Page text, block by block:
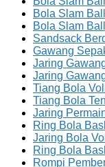
Bola Slam
Bola Slam
Sandsack
Gawang
Jaring
Jaring
Tiang Bola
Tiang Bola
Jaring
Ring Bola
Jaring Bola
Ring Bola
Rompi